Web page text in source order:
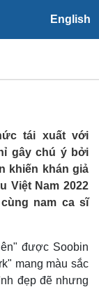
English
tiết
vũ
tái xuất với
gây chú ý bởi
khiến khán giả
Việt Nam 2022
nam ca sĩ
được Soobin
mang màu sắc
đẹp đẽ nhưng